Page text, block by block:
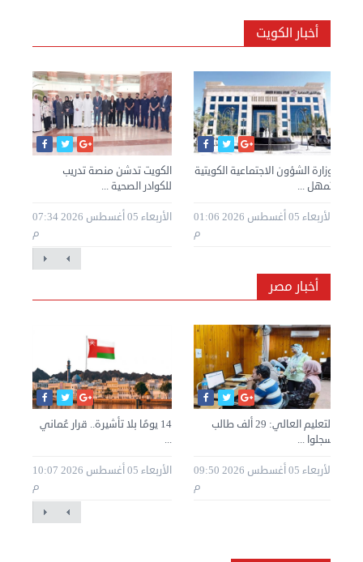
أخبار الكويت
الكويت تدشن منصة تدريب
للكوادر الصحية ...
الأربعاء 05 أغسطس 2026 07:34
م
وزارة الشؤون الاجتماعية الكويتية
تمهل ...
الأربعاء 05 أغسطس 2026 01:06
م
أخبار مصر
14 يومًا بلا تأشيرة.. قرار عُماني
...
الأربعاء 05 أغسطس 2026 10:07
م
التعليم العالي: 29 ألف طالب
سجلوا ...
الأربعاء 05 أغسطس 2026 09:50
م